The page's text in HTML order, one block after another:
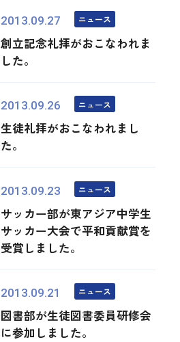
2013.09.27 ニュース
創立記念礼拝がおこなわれま
した。
2013.09.26 ニュース
生徒礼拝がおこなわれまし
た。
2013.09.23 ニュース
サッカー部が東アジア中学生
サッカー大会で平和貢献賞を
受賞しました。
2013.09.21 ニュース
図書部が生徒図書委員研修会
に参加しました。